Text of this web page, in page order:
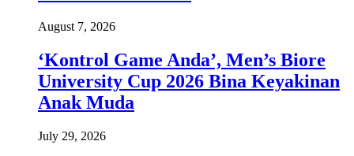
August 7, 2026
‘Kontrol Game Anda’, Men’s Biore
University Cup 2026 Bina Keyakinan
Anak Muda
July 29, 2026